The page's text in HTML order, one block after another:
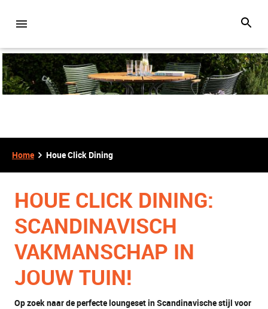
Home Houe Click Dining
HOUE CLICK DINING:
SCANDINAVISCH
VAKMANSCHAP IN
JOUW TUIN!
Op zoek naar de perfecte loungeset in Scandinavische stijl voor